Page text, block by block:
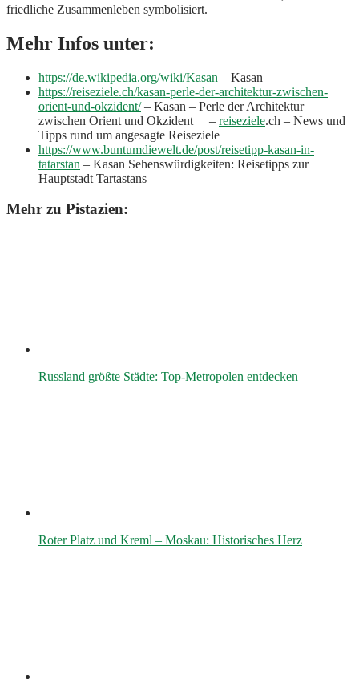
friedliche Zusammenleben symbolisiert.
Mehr Infos unter:
https://de.wikipedia.org/wiki/Kasan – Kasan
https://reiseziele.ch/kasan-perle-der-architektur-zwischen-
orient-und-okzident/– Kasan – Perle der Architektur
zwischen Orient und Okzident – reiseziele.ch – News und
Tipps rund um angesagte Reiseziele
https://www.buntumdiewelt.de/post/reisetipp-kasan-in-
tatarstan – Kasan Sehenswürdigkeiten: Reisetipps zur
Hauptstadt Tartastans
Mehr zu Pistazien:
Russland größte Städte: Top-Metropolen entdecken
Roter Platz und Kreml – Moskau: Historisches Herz